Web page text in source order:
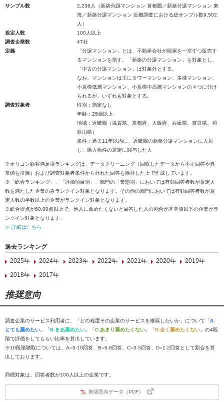
サンプル数
2,236人（新築分譲マンション 首都圏／新築分譲マンション 東
海／新築分譲マンション 近畿調査における総サンプル数9,502
人）
規定人数
100人以上
調査企業数
47社
定義
「分譲マンション」とは、不動産会社が部屋を一室ずつ販売す
るマンションを指す。「新築の分譲マンション」を対象とし、
「中古の分譲マンション」は対象外とする。
なお、マンションは主にタワーマンション、多棟マンション、
小規模低層マンション、小規模中高層マンションの４つに分け
られるが、いずれも対象とする。
調査対象者
性別：指定なし
年齢：25歳以上
地域：近畿圏（滋賀県、京都府、大阪府、兵庫県、奈良県、和
歌山県）
条件：過去11年以内に、近畿圏の新築分譲マンションに入居
し、購入物件の選定に関与した人
※オリコン顧客満足度ランキングは、データクリーニング（回収したデータから不正回答や異
常値を排除）および調査対象者条件から外れた回答を除外した上で作成しています。
※「総合ランキング」、「評価項目別」、部門の「業態別」においては有効回答者数が規定人
数を満たした企業のみランクイン対象となります。その他の部門においては有効回答者数が規
定人数の半数以上の企業がランクイン対象となります。
※総合得点が60.00点以上で、他人に薦めたくないと回答した人の割合が基準値以下の企業がラ
ンクイン対象となります。
≫ 詳細はこちら
過去ランキング
2025年
2024年 2023年 2022年 2021年 2020年
2019年
2018年
2017年
推奨意向
調査企業のサービス利用者に、「どの程度その企業のサービスを推奨したいか」について「A:
とても薦めたい 」「B:まあ薦めたい 」「C:あまり薦めたくない 」「D:全く薦めたくない 」の4段
階で評価をしてもらい比率を算出しています。
※10段階聴取については、A=9-10回答、B=6-8回答、C=3-5回答、D=1-2回答として割合を算
出しております。
商標対象は、回答者数が100人以上の企業です。
推奨意向データ（PDF）